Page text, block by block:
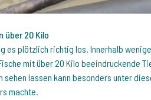
über 20 Kilo
es plötzlich richtig los. Innerhalb
mit über 20 Kilo beeindruckende
sehen lassen kann besonders unter
machte.